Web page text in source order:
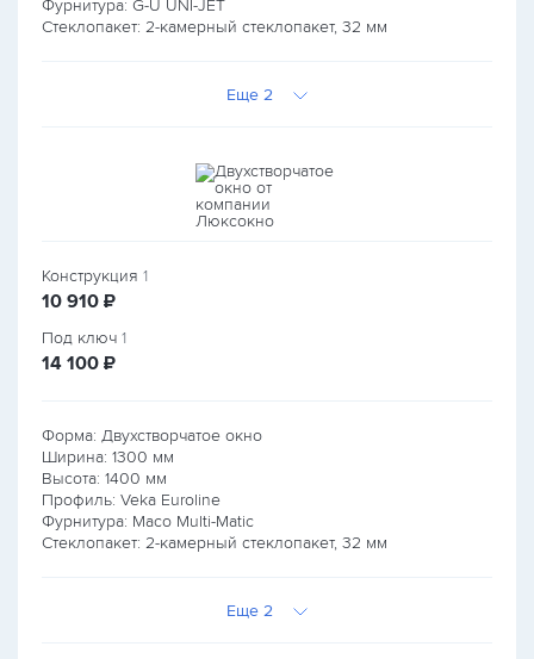
Фурнитура: G-U UNI-JET
Стеклопакет: 2-камерный стеклопакет, 32 мм
Еще 2
Конструкция 1
10 910 руб.
₽
Под ключ 1
14 100 руб.
₽
Форма: Двухстворчатое окно
Ширина: 1300 мм
Высота: 1400 мм
Профиль: Veka Euroline
Фурнитура: Maco Multi-Matic
Стеклопакет: 2-камерный стеклопакет, 32 мм
Еще 2